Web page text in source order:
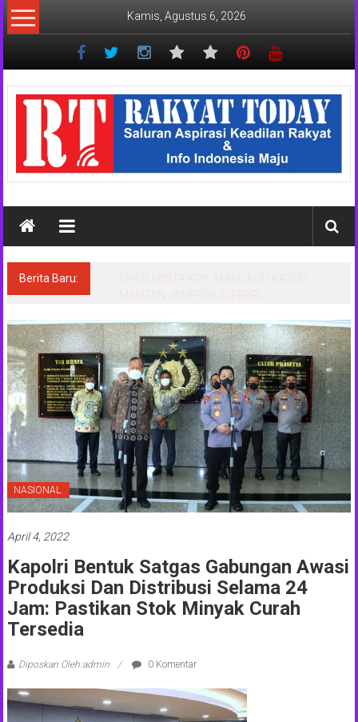
Lompat
ke
Kamis, Agustus 6, 2026
Rakyat
Today
Saluran
aspirasi
rakyat
dan
maju
Berita Baru:
NASIONAL.
April 4, 2022
Kapolri Bentuk Satgas Gabungan Awasi
Produksi Dan Distribusi Selama 24
Jam: Pastikan Stok Minyak Curah
Tersedia
Diposkan Oleh:admin 0 Komentar